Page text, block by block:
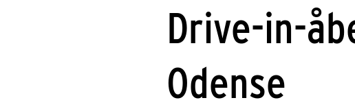
Drive-in-
Odense